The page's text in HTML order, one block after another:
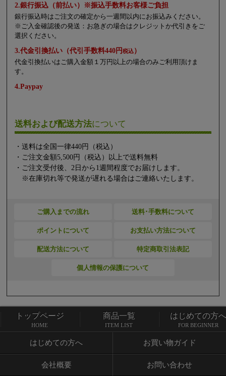
2.銀行振込（前払い）※振込手数料お客様ご負担
銀行振込時はご注文の確定から一週間以内にお振込みください。
※ご入金確認後の発送：お急ぎの場合はクレジットか代引きをご
選択ください。
3.代金引換払い（代引手数料440円税込）
代金引換払いはご購入金額１万円以上の場合のみご利用頂けま
す。
4.Paypay
送料および配送方法について
・送料は全国一律440円（税込）
・ご注文金額5,500円（税込）以上で送料無料
・ご注文受付後、2日から1週間程度でお届けします。
※在庫切れ等で発送が遅れる場合はご連絡いたします。
ご購入までの流れ 送料･手数料について
ポイントについて お支払い方法について
配送方法について 特定商取引法表記
個人情報の保護について
トップページ 商品一覧
はじめての方へ お買い物ガイド
会社概要 お問い合わせ
トップページ
HOME
商品一覧
ITEM LIST
はじめての方へ
FOR BEGINNER